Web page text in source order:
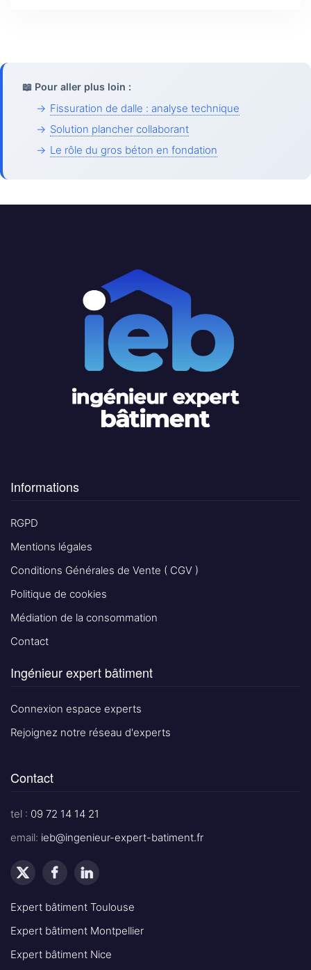
📖 Pour aller plus loin :
→ Fissuration de dalle : analyse technique
→ Solution plancher collaborant
→ Le rôle du gros béton en fondation
Informations
RGPD
Mentions légales
Conditions Générales de Vente ( CGV )
Politique de cookies
Médiation de la consommation
Contact
Ingénieur expert bâtiment
Connexion espace experts
Rejoignez notre réseau d'experts
Contact
tel : 09 72 14 14 21
email: ieb@ingenieur-expert-batiment.fr
Expert bâtiment Toulouse
Expert bâtiment Montpellier
Expert bâtiment Nice